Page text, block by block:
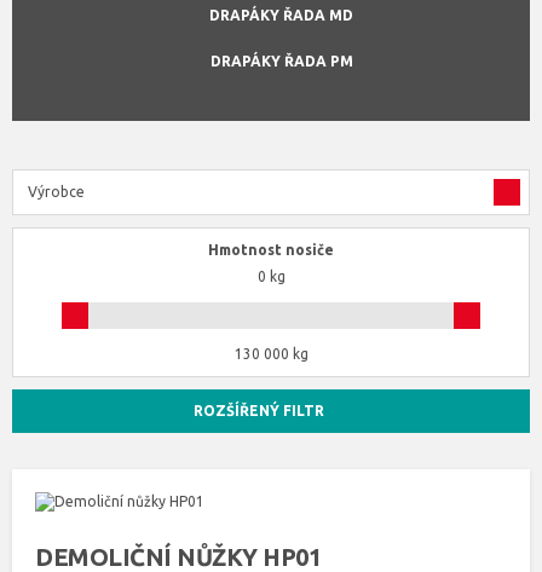
DRAPÁKY ŘADA MD
DRAPÁKY ŘADA PM
Výrobce
Hmotnost nosiče
0 kg
130 000 kg
ROZŠÍŘENÝ FILTR
DEMOLIČNÍ NŮŽKY HP01